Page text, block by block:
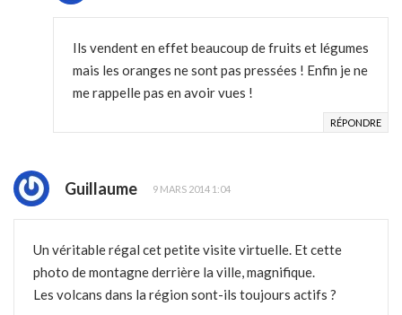
Ils vendent en effet beaucoup de fruits et légumes
mais les oranges ne sont pas pressées ! Enfin je ne
me rappelle pas en avoir vues !
RÉPONDRE
Guillaume 9 MARS 2014 1:04
Un véritable régal cet petite visite virtuelle. Et cette
photo de montagne derrière la ville, magnifique.
Les volcans dans la région sont-ils toujours actifs ?